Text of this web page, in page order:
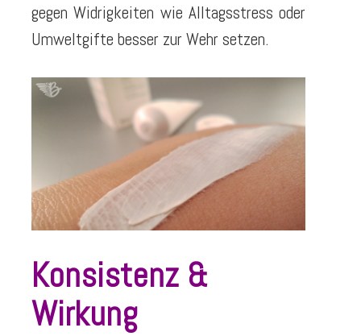
gegen Widrigkeiten wie Alltagsstress oder
Umweltgifte besser zur Wehr setzen.
Konsistenz &
Wirkung